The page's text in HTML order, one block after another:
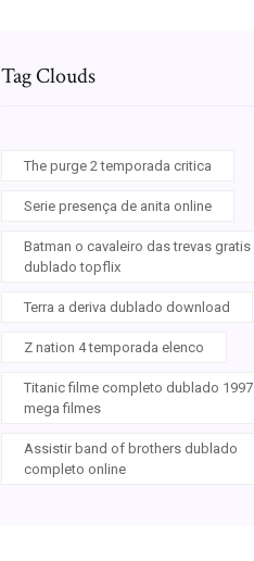
Tag Clouds
The purge 2 temporada critica
Serie presença de anita online
Batman o cavaleiro das trevas gratis
dublado topflix
Terra a deriva dublado download
Z nation 4 temporada elenco
Titanic filme completo dublado 1997
mega filmes
Assistir band of brothers dublado
completo online